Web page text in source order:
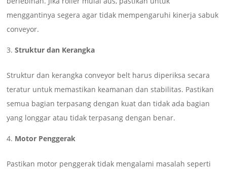
menggantinya segera agar tidak mempengaruhi kinerja sabuk
conveyor.
Struktur dan Kerangka
Struktur dan kerangka conveyor belt harus diperiksa secara
teratur untuk memastikan keamanan dan stabilitas. Pastikan
semua bagian terpasang dengan kuat dan tidak ada bagian
yang longgar atau tidak terpasang dengan benar.
Motor Penggerak
Pastikan motor penggerak tidak mengalami masalah seperti